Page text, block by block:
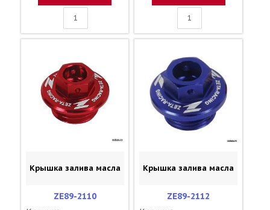
Крышка залива масла
ZE89-2110
Крышка залива масла
ZE89-2112